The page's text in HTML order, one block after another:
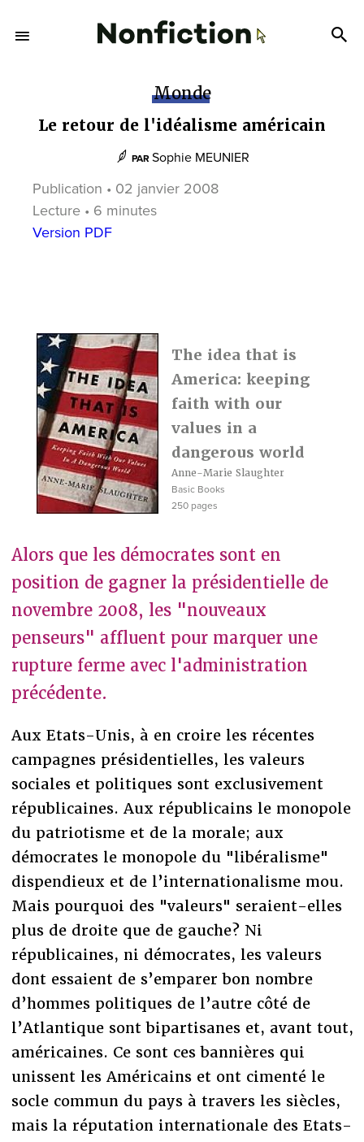
Monde
Le retour de l'idéalisme américain
PAR Sophie MEUNIER
Publication • 02 janvier 2008
Lecture • 6 minutes
Version PDF
The idea that is
America: keeping
faith with our
values in a
dangerous world
Anne-Marie Slaughter
Basic Books
250 pages
Alors que les démocrates sont en
position de gagner la présidentielle de
novembre 2008, les "nouveaux
penseurs" affluent pour marquer une
rupture ferme avec l'administration
précédente.
Aux Etats-Unis, à en croire les récentes
campagnes présidentielles, les valeurs
sociales et politiques sont exclusivement
républicaines. Aux républicains le monopole
du patriotisme et de la morale; aux
démocrates le monopole du "libéralisme"
dispendieux et de l’internationalisme mou.
Mais pourquoi des "valeurs" seraient-elles
plus de droite que de gauche? Ni
républicaines, ni démocrates, les valeurs
dont essaient de s’emparer bon nombre
d’hommes politiques de l’autre côté de
l’Atlantique sont bipartisanes et, avant tout,
américaines. Ce sont ces bannières qui
unissent les Américains et ont cimenté le
socle commun du pays à travers les siècles,
mais la réputation internationale des Etats-